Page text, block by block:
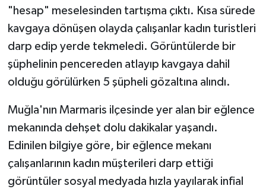
"hesap" meselesinden tartışma çıktı. Kısa sürede
kavgaya dönüşen olayda çalışanlar kadın turistleri
darp edip yerde tekmeledi. Görüntülerde bir
şüphelinin pencereden atlayıp kavgaya dahil
olduğu görülürken 5 şüpheli gözaltına alındı.
Muğla'nın Marmaris ilçesinde yer alan bir eğlence
mekanında dehşet dolu dakikalar yaşandı.
Edinilen bilgiye göre, bir eğlence mekanı
çalışanlarının kadın müşterileri darp ettiği
görüntüler sosyal medyada hızla yayılarak infial